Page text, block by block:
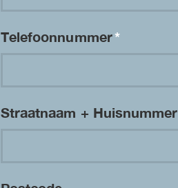
Telefoonnummer*
Straatnaam + Huisnummer